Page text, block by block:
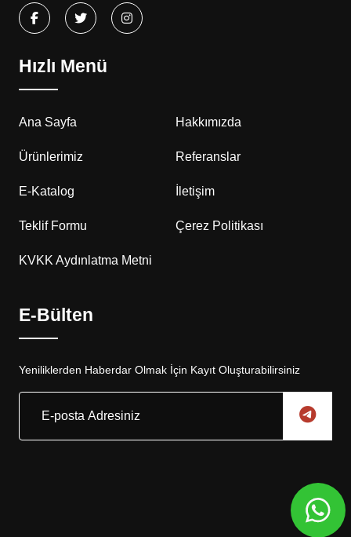
Hızlı Menü
Ana Sayfa Hakkımızda
Ürünlerimiz Referanslar
E-Katalog İletişim
Teklif Formu Çerez Politikası
KVKK Aydınlatma Metni
E-Bülten
Yeniliklerden Haberdar Olmak İçin Kayıt Oluşturabilirsiniz